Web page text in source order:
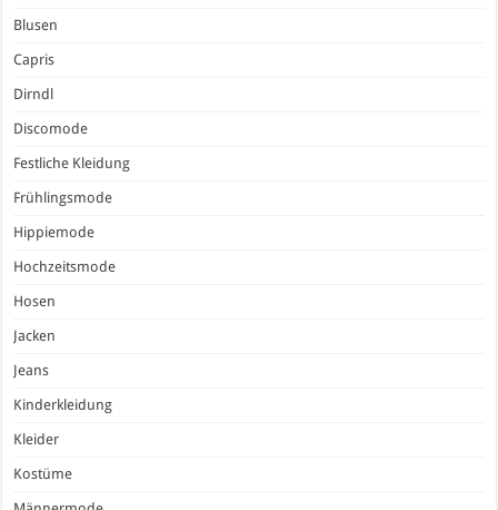
Blusen
Capris
Dirndl
Discomode
Festliche Kleidung
Frühlingsmode
Hippiemode
Hochzeitsmode
Hosen
Jacken
Jeans
Kinderkleidung
Kleider
Kostüme